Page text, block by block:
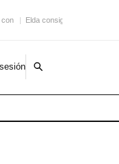
con Elda consigue una nueva